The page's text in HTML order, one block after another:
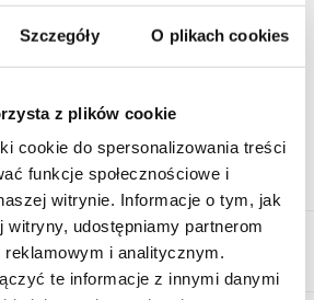
Szczegóły O plikach cookies
z plików cookie
cookie do spersonalizowania treści
funkcje społecznościowe i
witrynie. Informacje o tym, jak
udostępniamy partnerom
reklamowym i analitycznym.
te informacje z innymi danymi
roboczy